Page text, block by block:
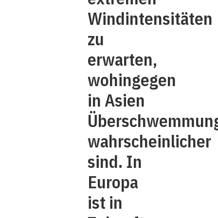
Windintensitäten
zu
erwarten,
wohingegen
in Asien
wahrscheinlicher
sind. In
Europa
ist in